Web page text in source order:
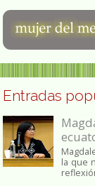
Entradas
la que